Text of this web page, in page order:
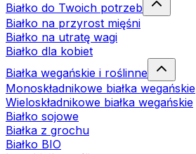
Białko do Twoich potrzeb
Białko na przyrost mięśni
Białko na utratę wagi
Białko dla kobiet
Białka wegańskie i roślinne
Monoskładnikowe białka wegańskie
Wieloskładnikowe białka wegańskie
Białko sojowe
Białka z grochu
Białko BIO